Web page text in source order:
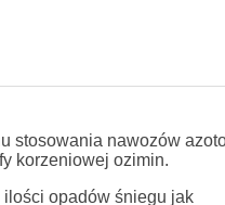
stosowania nawozów
korzeniowej ozimin.
opadów śniegu jak